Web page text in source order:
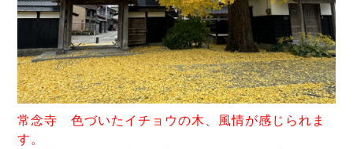
常念寺 色づいたイチョウの木、風情が感じられま
す。